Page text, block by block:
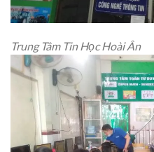
Trung Tâm Tin Học Hoài Ân